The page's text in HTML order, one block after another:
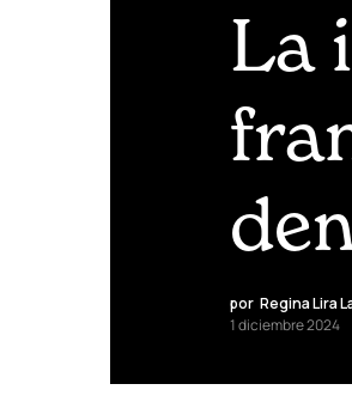
La
por Regina Lira
1 diciembre 2024